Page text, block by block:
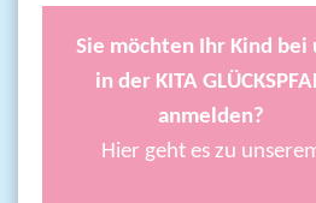
Sie möchten Ihr Kind bei
in der KITA
anmelden?
Hier geht es zu